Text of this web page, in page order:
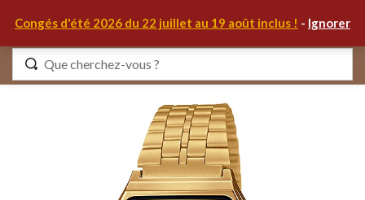
Congés d'été 2026 du 22 juillet au 19 août inclus ! - Ignorer
Identifiez-vous
Se souvenir de moi Mot de passe oublié ?